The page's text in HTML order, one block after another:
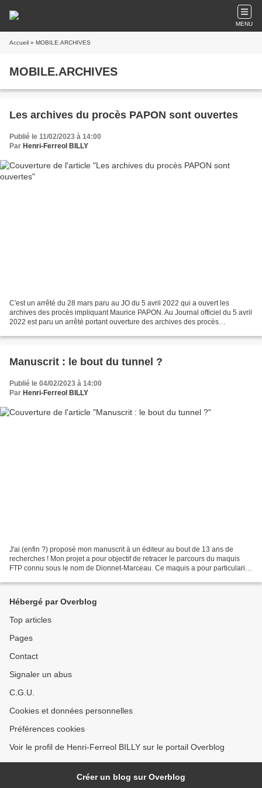
MENU
Accueil » MOBILE.ARCHIVES
MOBILE.ARCHIVES
Les archives du procès PAPON sont ouvertes
Publié le 11/02/2023 à 14:00
Par Henri-Ferreol BILLY
C'est un arrêté du 28 mars paru au JO du 5 avril 2022 qui a ouvert les
archives des procès impliquant Maurice PAPON. Au Journal officiel du 5 avril
2022 est paru un arrêté portant ouverture des archives des procès
Manuscrit : le bout du tunnel ?
Publié le 04/02/2023 à 14:00
Par Henri-Ferreol BILLY
J'ai (enfin ?) proposé mon manuscrit à un éditeur au bout de 13 ans de
recherches ! Mon projet a pour objectif de retracer le parcours du maquis
FTP connu sous le nom de Dionnet-Marceau. Ce maquis a pour particularité
Hébergé par Overblog
Top articles
Pages
Contact
Signaler un abus
C.G.U.
Cookies et données personnelles
Préférences cookies
Voir le profil de Henri-Ferreol BILLY sur le portail Overblog
Créer un blog sur Overblog